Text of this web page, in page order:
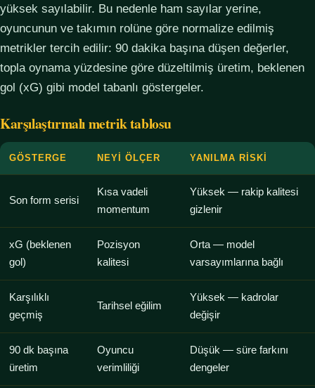
yüksek sayılabilir. Bu nedenle ham sayılar yerine,
oyuncunun ve takımın rolüne göre normalize edilmiş
metrikler tercih edilir: 90 dakika başına düşen değerler,
topla oynama yüzdesine göre düzeltilmiş üretim, beklenen
gol (xG) gibi model tabanlı göstergeler.
Karşılaştırmalı metrik tablosu
GÖSTERGE NEYI ÖLÇER YANILMA RISKI
Son form serisi
Kısa vadeli
momentum
Yüksek — rakip kalitesi
gizlenir
xG (beklenen
gol)
Pozisyon
kalitesi
Orta — model
varsayımlarına bağlı
Karşılıklı
geçmiş
Tarihsel eğilim
Yüksek — kadrolar
değişir
90 dk başına
üretim
Oyuncu
verimliliği
Düşük — süre farkını
dengeler